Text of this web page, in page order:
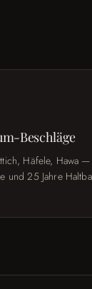
Beschläge
Häfele, Hawa
und 25 Jahre